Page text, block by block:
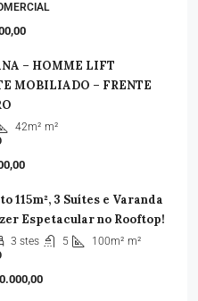
– HOMME LIFT
MOBILIADO – FRENTE
42m² m²
115m², 3 Suítes e Varanda
Espetacular no Rooftop!
3 stes 5 100m² m²